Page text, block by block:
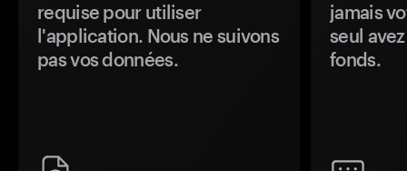
requise pour utiliser
l'application. Nous ne suivons
pas vos données.
jamais
seul
fonds.